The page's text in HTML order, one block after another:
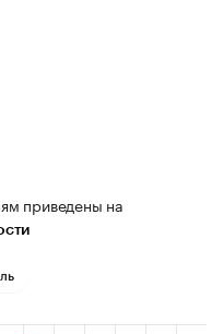
приведены на